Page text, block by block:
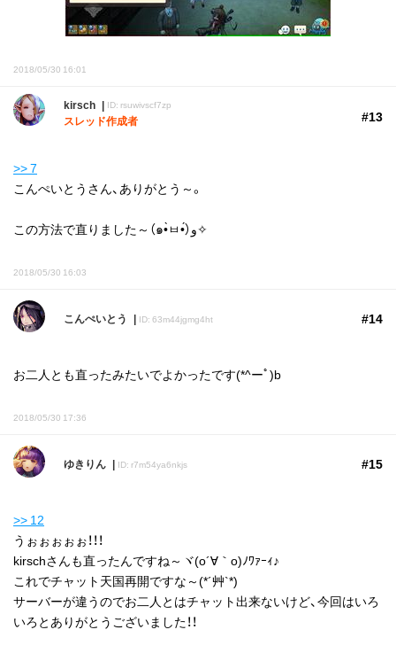
2018/05/30 16:01
kirsch ID: rsuwivscf7zp
スレッド作成者 #13
>> 7
こんぺいとうさん、ありがとう～。
この方法で直りました～（๑•̀ㅂ•́）و✧
2018/05/30 16:03
こんぺいとう ID: 63m44jgmg4ht #14
お二人とも直ったみたいでよかったです(*^ーﾟ)b
2018/05/30 17:36
ゆきりん ID: r7m54ya6nkjs #15
>> 12
うぉぉぉぉぉ！！！
kirschさんも直ったんですね～ヾ(o´∀｀o)ﾉﾜｧｰｨ♪
これでチャット天国再開ですな～(*´艸`*)
サーバーが違うのでお二人とはチャット出来ないけど、今回はいろ
いろとありがとうございました！！